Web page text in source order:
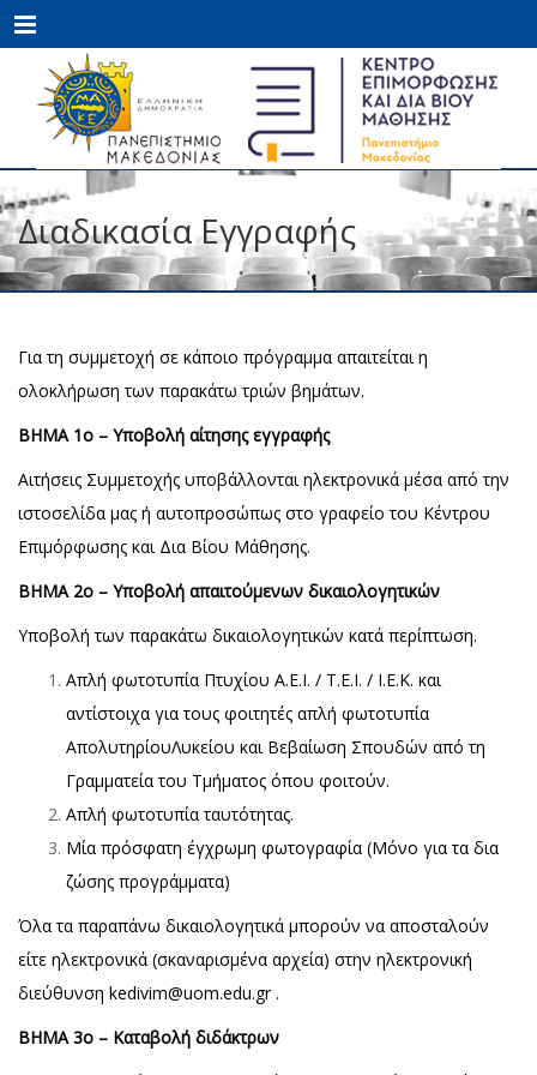
Menu
Διαδικασία Εγγραφής
Για τη συμμετοχή σε κάποιο πρόγραμμα απαιτείται η
ολοκλήρωση των παρακάτω τριών βημάτων.
ΒΗΜΑ 1ο – Υποβολή αίτησης εγγραφής
Αιτήσεις Συμμετοχής υποβάλλονται ηλεκτρονικά μέσα από την
ιστοσελίδα μας ή αυτοπροσώπως στο γραφείο του Κέντρου
Επιμόρφωσης και Δια Βίου Μάθησης.
ΒΗΜΑ 2ο – Υποβολή απαιτούμενων δικαιολογητικών
Υποβολή των παρακάτω δικαιολογητικών κατά περίπτωση.
Απλή φωτοτυπία Πτυχίου Α.Ε.Ι. / Τ.Ε.Ι. / Ι.Ε.Κ. και
αντίστοιχα για τους φοιτητές απλή φωτοτυπία
ΑπολυτηρίουΛυκείου και Βεβαίωση Σπουδών από τη
Γραμματεία του Τμήματος όπου φοιτούν.
Απλή φωτοτυπία ταυτότητας.
Μία πρόσφατη έγχρωμη φωτογραφία (Μόνο για τα δια
ζώσης προγράμματα)
Όλα τα παραπάνω δικαιολογητικά μπορούν να αποσταλούν
είτε ηλεκτρονικά (σκαναρισμένα αρχεία) στην ηλεκτρονική
διεύθυνση kedivim@uom.edu.gr .
ΒΗΜΑ 3ο – Καταβολή διδάκτρων